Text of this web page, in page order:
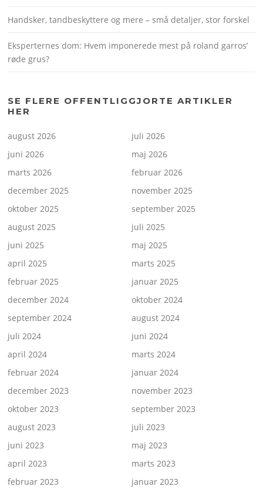
Handsker, tandbeskyttere og mere – små detaljer, stor forskel
Eksperternes dom: Hvem imponerede mest på roland garros’
røde grus?
SE FLERE OFFENTLIGGJORTE ARTIKLER
HER
august 2026
juli 2026
juni 2026
maj 2026
marts 2026
februar 2026
december 2025
november 2025
oktober 2025
september 2025
august 2025
juli 2025
juni 2025
maj 2025
april 2025
marts 2025
februar 2025
januar 2025
december 2024
oktober 2024
september 2024
august 2024
juli 2024
juni 2024
april 2024
marts 2024
februar 2024
januar 2024
december 2023
november 2023
oktober 2023
september 2023
august 2023
juli 2023
juni 2023
maj 2023
april 2023
marts 2023
februar 2023
januar 2023